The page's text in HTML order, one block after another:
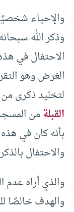
والإحياء
وذكر الله
الاحتفال في
الغرض وهو
لتخليد ذكرى
القبلةمن
بأنه كان في هذه
والاحتفال
والذي أراه عدم
والهدف خالصًا